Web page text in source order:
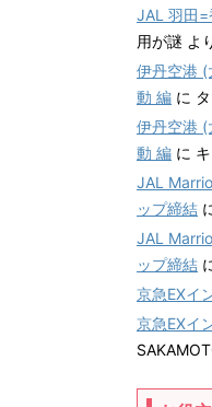
JAL 羽田
用が謎 よ
伊丹空港 (
動 編 に
伊丹空港 (
動 編 に
JAL
ップ締結
JAL
ップ締結
京急EXイ
京急EXイ